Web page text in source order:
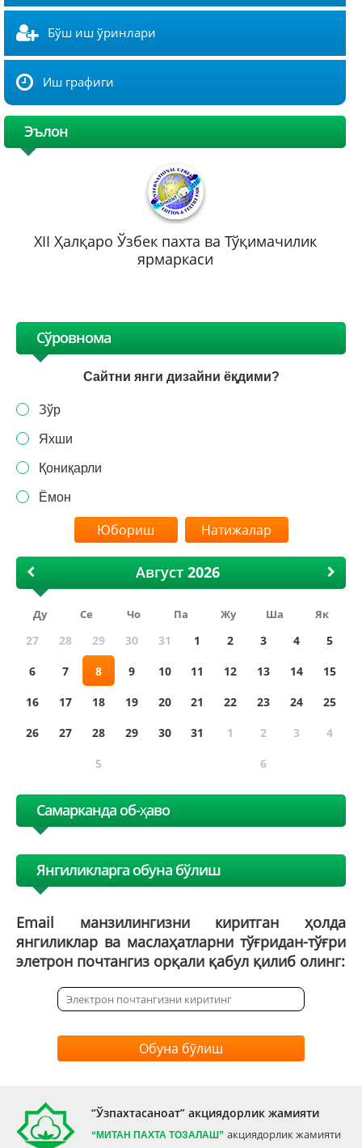
Бўш иш ўринлари
Иш графиги
Эълон
XII Ҳалқаро Ўзбек пахта ва Тўқимачилик
ярмаркаси
Сўровнома
Сайтни янги дизайни ёқдими?
Зўр
Яхши
Қониқарли
Ёмон
Натижалар
Август
Ду Се Чо Па Жу Ша Як
27 28 29 30 31 1 2 3 4
5
6
7 8 9 10 11 12 13 14
15
16
17 18 19 20 21 22 23 24
25
26
27 28 29 30 31 1 2 3
4
5
6
Самарканда об-ҳаво
Янгиликларга обуна бўлиш
Email манзилингизни киритган ҳолда
янгиликлар ва маслаҳатларни тўғридан-тўғри
элетрон почтангиз орқали қабул қилиб олинг:
Обуна бўлиш
“Ўзпахтасаноат” акциядорлик жамияти
“МИТАН ПАХТА ТОЗАЛАШ” акциядорлик жамияти